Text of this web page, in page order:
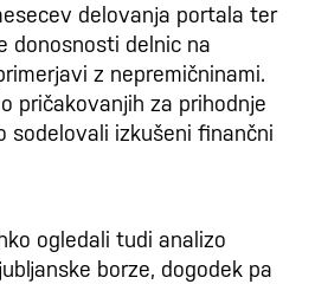
delovanja portala ter
donosnosti delnic na
z nepremičninami.
pričakovanjih za prihodnje
sodelovali izkušeni finančni
ogledali tudi analizo
borze, dogodek pa